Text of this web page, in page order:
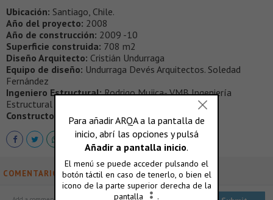
Ubicación: Santiago, Chile.
Año del proyecto: 2008
Año de construcción: 2009 -10
Superficie construida: 708 m2
Diseño Arquitecto: Cristián Undurraga
Equipo de diseño: Undurraga Devés Arquitectos. Soledad
Fernández
Ingeniero Estructural:Rodrigo Mujica- VMB Ingeniería
Estructural
Constructor:
Brotec-Icafal
COMENTARIOS